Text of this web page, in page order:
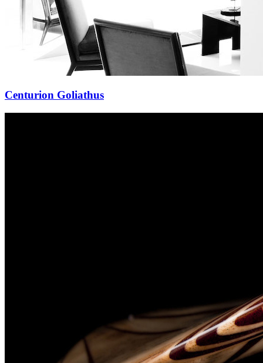
Centurion Goliathus